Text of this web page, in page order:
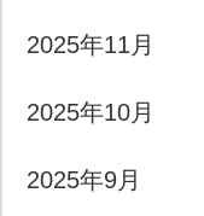
2025年11月
2025年10月
2025年9月